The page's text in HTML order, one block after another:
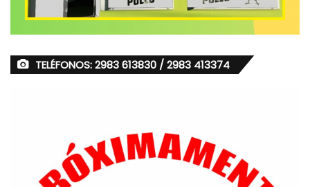
TELÉFONOS: 2983 613830 / 2983 413374